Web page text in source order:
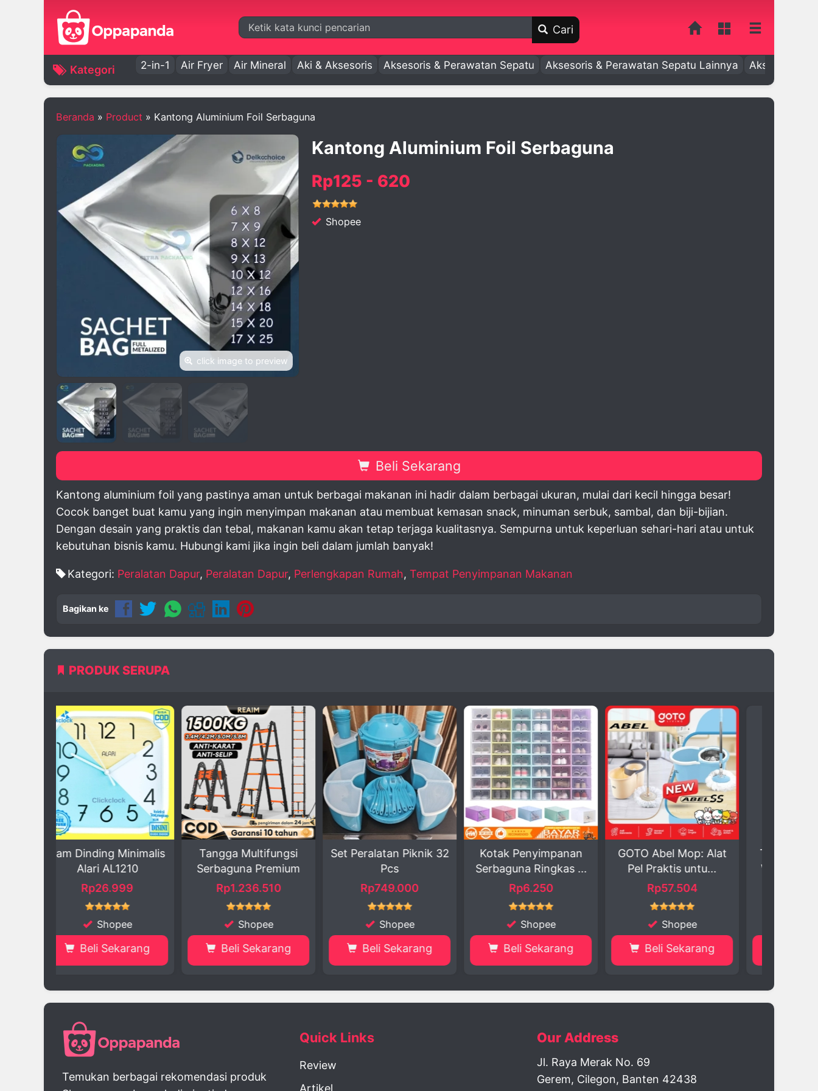
Cari Cari
Kategori 2-in-1 Air Fryer Air Mineral Aki & Aksesoris Aksesoris & Perawatan Sepatu Aksesoris & Perawatan Sepatu Lainnya Aksesoris
Beranda » Product » Kantong Aluminium Foil Serbaguna
click image to preview
Kantong Aluminium Foil Serbaguna
Rp125 - 620
Shopee
Beli Sekarang
Kantong aluminium foil yang pastinya aman untuk berbagai makanan ini hadir dalam berbagai ukuran, mulai dari kecil hingga besar!
Cocok banget buat kamu yang ingin menyimpan makanan atau membuat kemasan snack, minuman serbuk, sambal, dan biji-bijian.
Dengan desain yang praktis dan tebal, makanan kamu akan tetap terjaga kualitasnya. Sempurna untuk keperluan sehari-hari atau untuk
kebutuhan bisnis kamu. Hubungi kami jika ingin beli dalam jumlah banyak!
Kategori: Peralatan Dapur, Peralatan Dapur, Perlengkapan Rumah, Tempat Penyimpanan Makanan
Bagikan ke
PRODUK SERUPA
Tangga Multifungsi
Serbaguna Premium
Rp1.236.510
Shopee
Beli Sekarang
Set Peralatan Piknik 32
Pcs
Rp749.000
Shopee
Beli Sekarang
Kotak Penyimpanan
Serbaguna Ringkas ...
Rp6.250
Shopee
Beli Sekarang
GOTO Abel Mop: Alat
Pel Praktis untu...
Rp57.504
Shopee
Beli Sekarang
Trio Rio Tupperware:
Wadah Penyimpan...
Rp65.000
Shopee
Beli Sekarang
Temukan berbagai rekomendasi produk
Quick Links
Review
Artikel
Our Address
Jl. Raya Merak No. 69
Gerem, Cilegon, Banten 42438